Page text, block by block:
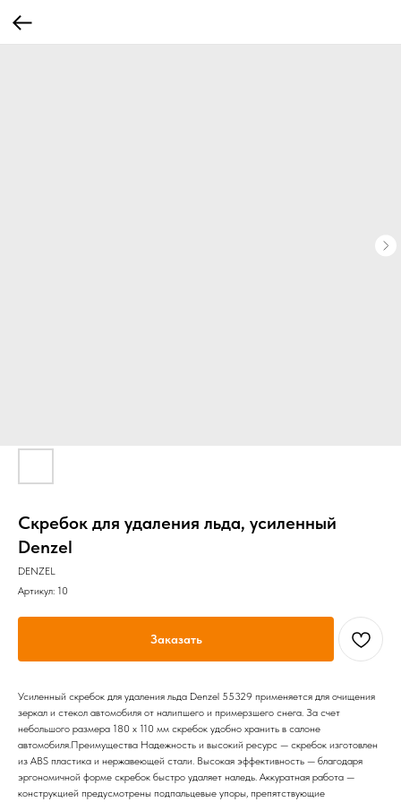
Скребок для удаления льда, усиленный
Denzel
DENZEL
Артикул: 10
Заказать
Усиленный скребок для удаления льда Denzel 55329 применяется для очищения
зеркал и стекол автомобиля от налипшего и примерзшего снега. За счет
небольшого размера 180 х 110 мм скребок удобно хранить в салоне
автомобиля.Преимущества Надежность и высокий ресурс — скребок изготовлен
из ABS пластика и нержавеющей стали. Высокая эффективность — благодаря
эргономичной форме скребок быстро удаляет наледь. Аккуратная работа —
конструкцией предусмотрены подпальцевые упоры, препятствующие